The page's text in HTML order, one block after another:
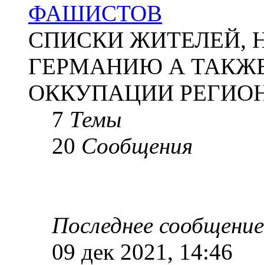
ФАШИСТОВ
СПИСКИ ЖИТЕЛЕЙ,
ГЕРМАНИЮ А
ОККУПАЦИИ
7 Темы
20 Сообщения
Последнее сообщение
09 дек 2021, 14:46